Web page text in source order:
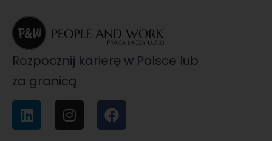
Rozpocznij karierę w Polsce lub
za granicą